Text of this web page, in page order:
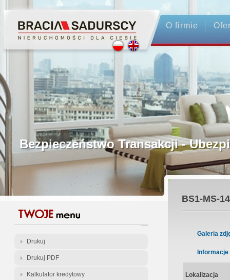
O firmie
Profesjonalne Pośrednictwo
Bezpieczeństwo Transakcji -
Licencjonowani Pośrednicy
Gwarancja Zwrotu Zadatku
Gratis - Przedwstępna Umowa
Drukuj
Drukuj PDF
Kalkulator kredytowy
BS1-MS-
Galeria
Informacje
Lokalizacja